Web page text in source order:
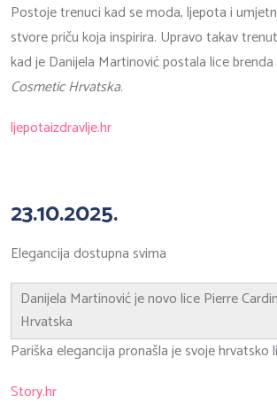
Postoje trenuci kad se moda, ljepota i
stvore priču koja inspirira. Upravo takav
kad je Danijela Martinović postala lice brenda
Cosmetic Hrvatska.
ljepotaizdravlje.hr
23.10.2025.
Elegancija dostupna svima
Danijela Martinović je novo lice Pierre
Hrvatska
Pariška elegancija pronašla je svoje hrvatsko
Story.hr